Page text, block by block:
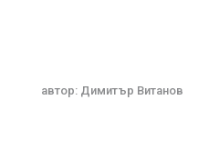
автор: Димитър Витанов